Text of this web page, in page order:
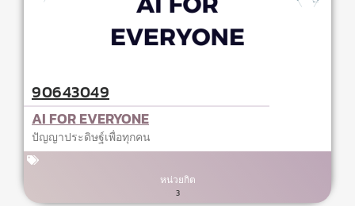
90643049
AI FOR EVERYONE
ปัญญาประดิษฐ์เพื่อทุกคน
หน่วยกิต
3